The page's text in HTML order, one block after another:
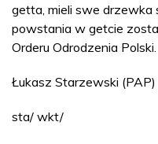
getta, mieli swe drzewka
powstania w getcie
Orderu Odrodzenia Polski.
Łukasz Starzewski (PAP)
sta/ wkt/